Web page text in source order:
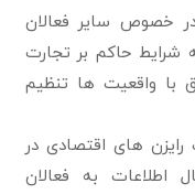
خصوص سایر فعالان
شرایط حاکم بر تجارت
با واقعیت ها تنظیم
های اقتصادی در
اطلاعات به فعالان